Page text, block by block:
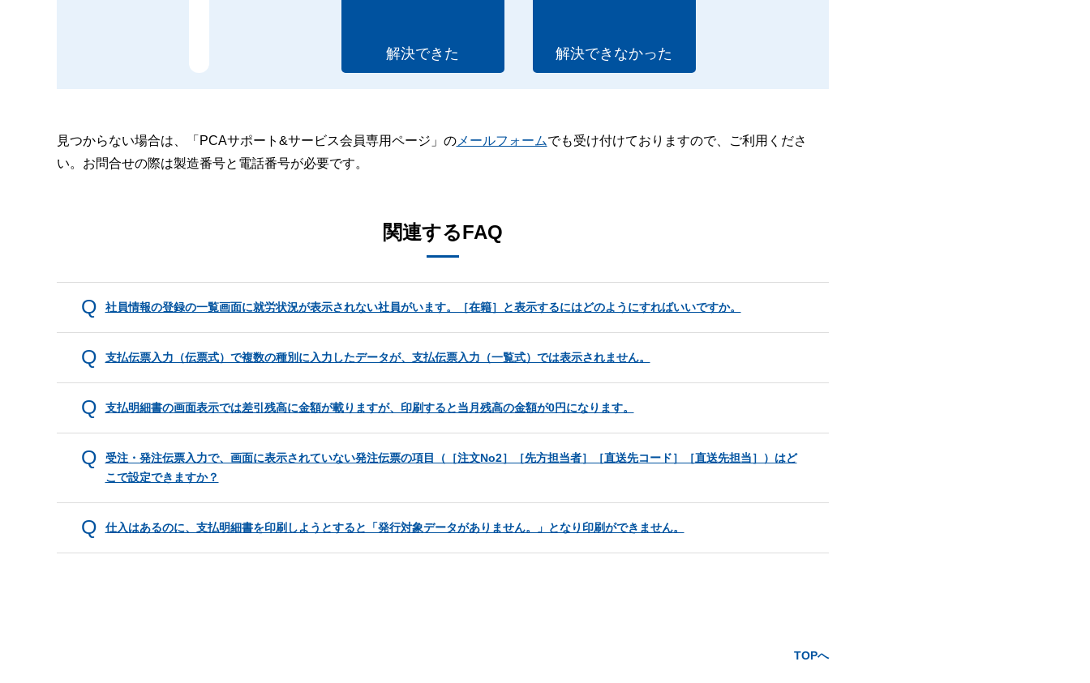
解決できた 解決できなかった
見つからない場合は、「PCAサポート&サービス会員専用ページ」のメールフォームでも受け付けておりますので、ご利用くださ
い。お問合せの際は製造番号と電話番号が必要です。
関連するFAQ
社員情報の登録の一覧画面に就労状況が表示されない社員がいます。［在籍］と表示するにはどのようにすればいいですか。
支払伝票入力（伝票式）で複数の種別に入力したデータが、支払伝票入力（一覧式）では表示されません。
支払明細書の画面表示では差引残高に金額が載りますが、印刷すると当月残高の金額が0円になります。
受注・発注伝票入力で、画面に表示されていない発注伝票の項目（［注文No2］［先方担当者］［直送先コード］［直送先担当］）はど
こで設定できますか？
仕入はあるのに、支払明細書を印刷しようとすると「発行対象データがありません。」となり印刷ができません。
TOPへ